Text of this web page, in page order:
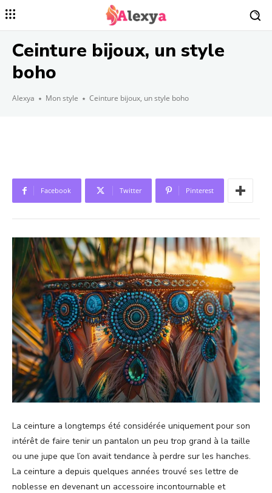
Ceinture bijoux, un style
boho
Alexya Mon style Ceinture bijoux, un style boho
Facebook Twitter Pinterest
La ceinture a longtemps été considérée uniquement pour son
intérêt de faire tenir un pantalon un peu trop grand à la taille
ou une jupe que l’on avait tendance à perdre sur les hanches.
La ceinture a depuis quelques années trouvé ses lettre de
noblesse en devenant un accessoire incontournable et